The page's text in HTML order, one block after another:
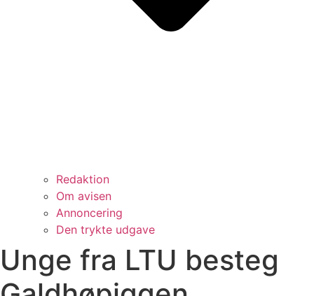
Redaktion
Om avisen
Annoncering
Den trykte udgave
Unge fra LTU besteg